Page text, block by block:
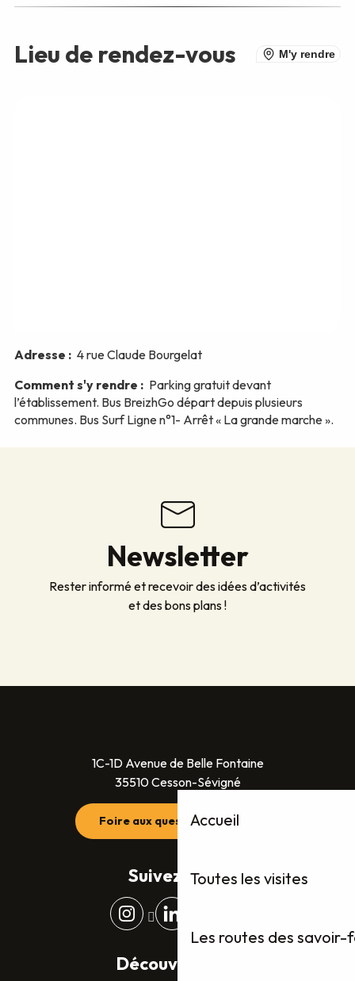
Accueil
Toutes les visites
Les routes des
Newsletter
Rester informé et recevoir des idées d’activités
et des bons plans !
1C-1D Avenue de Belle Fontaine
35510 Cesson-Sévigné
Foire aux questions (FAQ)
Suivez-nous
Découvrez plus